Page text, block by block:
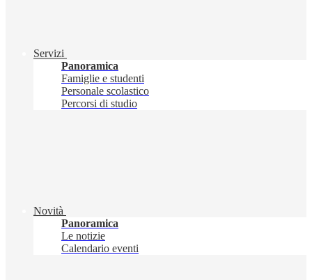
Servizi
Panoramica
Famiglie e studenti
Personale scolastico
Percorsi di studio
Novità
Panoramica
Le notizie
Calendario eventi